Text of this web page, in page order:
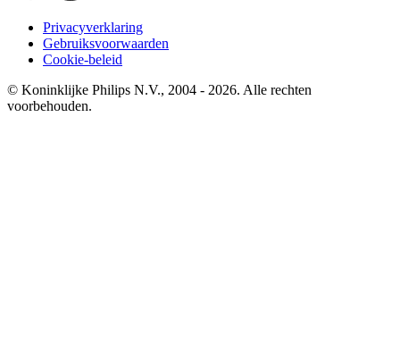
Privacyverklaring
Gebruiksvoorwaarden
Cookie-beleid
© Koninklijke Philips N.V., 2004 - 2026. Alle rechten
voorbehouden.